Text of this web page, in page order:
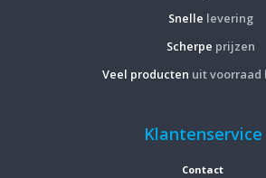
Snelle levering
Scherpe prijzen
Veel producten uit voorraad
Klantenservice
Contact